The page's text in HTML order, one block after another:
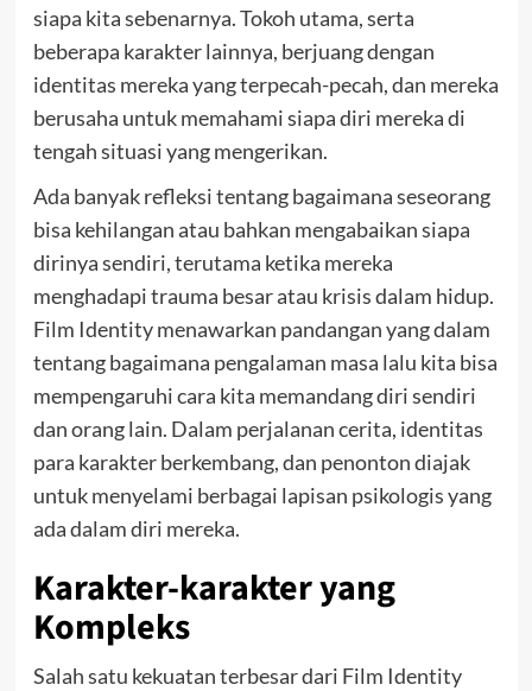
siapa kita sebenarnya. Tokoh utama, serta
beberapa karakter lainnya, berjuang dengan
identitas mereka yang terpecah-pecah, dan mereka
berusaha untuk memahami siapa diri mereka di
tengah situasi yang mengerikan.
Ada banyak refleksi tentang bagaimana seseorang
bisa kehilangan atau bahkan mengabaikan siapa
dirinya sendiri, terutama ketika mereka
menghadapi trauma besar atau krisis dalam hidup.
Film Identity menawarkan pandangan yang dalam
tentang bagaimana pengalaman masa lalu kita bisa
mempengaruhi cara kita memandang diri sendiri
dan orang lain. Dalam perjalanan cerita, identitas
para karakter berkembang, dan penonton diajak
untuk menyelami berbagai lapisan psikologis yang
ada dalam diri mereka.
Karakter-karakter yang
Kompleks
Salah satu kekuatan terbesar dari Film Identity